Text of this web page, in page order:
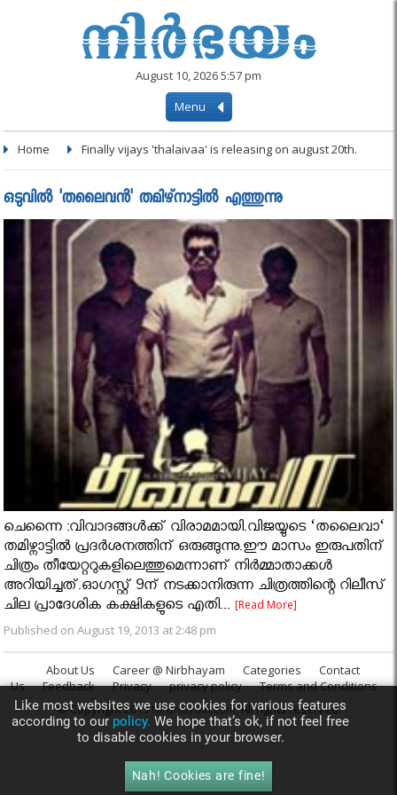
August 10, 2026 5:57 pm
Menu
Home Finally vijays 'thalaivaa' is releasing on august 20th.
ഒടുവില്‍ 'തലൈവന്‍' തമിഴ്നാട്ടില്‍ എത്തുന്നു
ചെന്നൈ :വിവാദങ്ങള്‍ക്ക് വിരാമമായി.വിജയ്യുടെ ‘തലൈവാ‘
തമിഴ്നാട്ടില്‍ പ്രദര്‍ശനത്തിന് ഒരുങ്ങുന്നു.ഈ മാസം ഇരുപതിന്
ചിത്രം തീയേറ്ററുകളിലെത്തുമെന്നാണ് നിര്‍മ്മാതാക്കള്‍
അറിയിച്ചത്.ഓഗസ്റ്റ് 9ന് നടക്കാനിരുന്ന ചിത്രത്തിന്റെ റിലീസ്
ചില പ്രാദേശിക കക്ഷികളുടെ എതി...[Read More]
Published on August 19, 2013 at 2:48 pm
About Us Career @ Nirbhayam Categories
Contact
Us
Feedback Privacy privacy policy
Terms and Conditions
© Copyright 2013Nirbhayam.com. All rights reserved.
Like most websites we use cookies for various features
according to our policy. We hope that’s ok, if not feel free
to disable cookies in your browser.
Nah! Cookies are fine!